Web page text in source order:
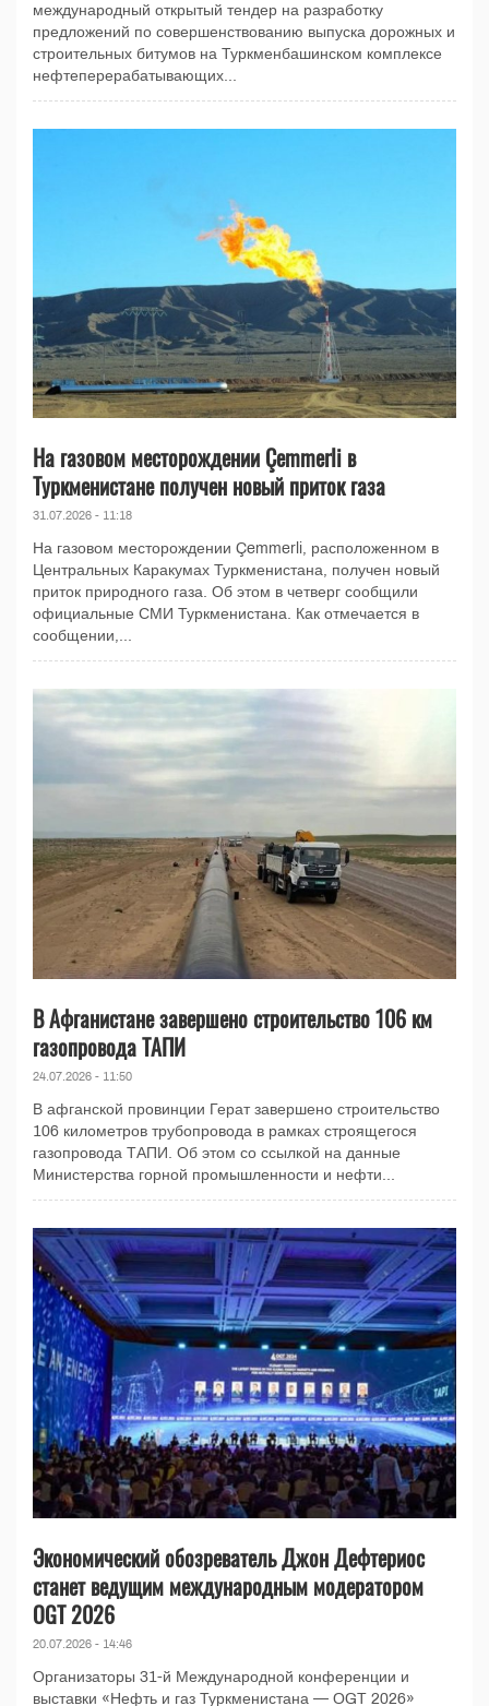
международный открытый тендер на разработку
предложений по совершенствованию выпуска дорожных и
строительных битумов на Туркменбашинском комплексе
нефтеперерабатывающих...
На газовом месторождении Çemmerli в
Туркменистане получен новый приток газа
31.07.2026 - 11:18
На газовом месторождении Çemmerli, расположенном в
Центральных Каракумах Туркменистана, получен новый
приток природного газа. Об этом в четверг сообщили
официальные СМИ Туркменистана. Как отмечается в
сообщении,...
В Афганистане завершено строительство 106 км
газопровода ТАПИ
24.07.2026 - 11:50
В афганской провинции Герат завершено строительство
106 километров трубопровода в рамках строящегося
газопровода ТАПИ. Об этом со ссылкой на данные
Министерства горной промышленности и нефти...
Экономический обозреватель Джон Дефтериос
станет ведущим международным модератором
OGT 2026
20.07.2026 - 14:46
Организаторы 31-й Международной конференции и
выставки «Нефть и газ Туркменистана — OGT 2026»